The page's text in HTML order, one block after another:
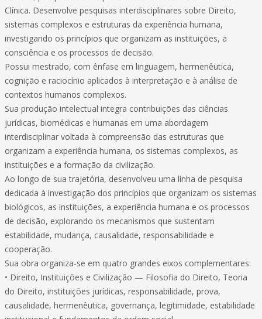
Clínica. Desenvolve pesquisas interdisciplinares sobre Direito,
sistemas complexos e estruturas da experiência humana,
investigando os princípios que organizam as instituições, a
consciência e os processos de decisão.
Possui mestrado, com ênfase em linguagem, hermenêutica,
cognição e raciocínio aplicados à interpretação e à análise de
contextos humanos complexos.
Sua produção intelectual integra contribuições das ciências
jurídicas, biomédicas e humanas em uma abordagem
interdisciplinar voltada à compreensão das estruturas que
organizam a experiência humana, os sistemas complexos, as
instituições e a formação da civilização.
Ao longo de sua trajetória, desenvolveu uma linha de pesquisa
dedicada à investigação dos princípios que organizam os sistemas
biológicos, as instituições, a experiência humana e os processos
de decisão, explorando os mecanismos que sustentam
estabilidade, mudança, causalidade, responsabilidade e
cooperação.
Sua obra organiza-se em quatro grandes eixos complementares:
• Direito, Instituições e Civilização — Filosofia do Direito, Teoria
do Direito, instituições jurídicas, responsabilidade, prova,
causalidade, hermenêutica, governança, legitimidade, estabilidade